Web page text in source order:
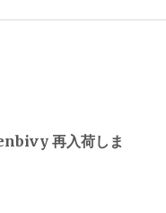
再入荷しま